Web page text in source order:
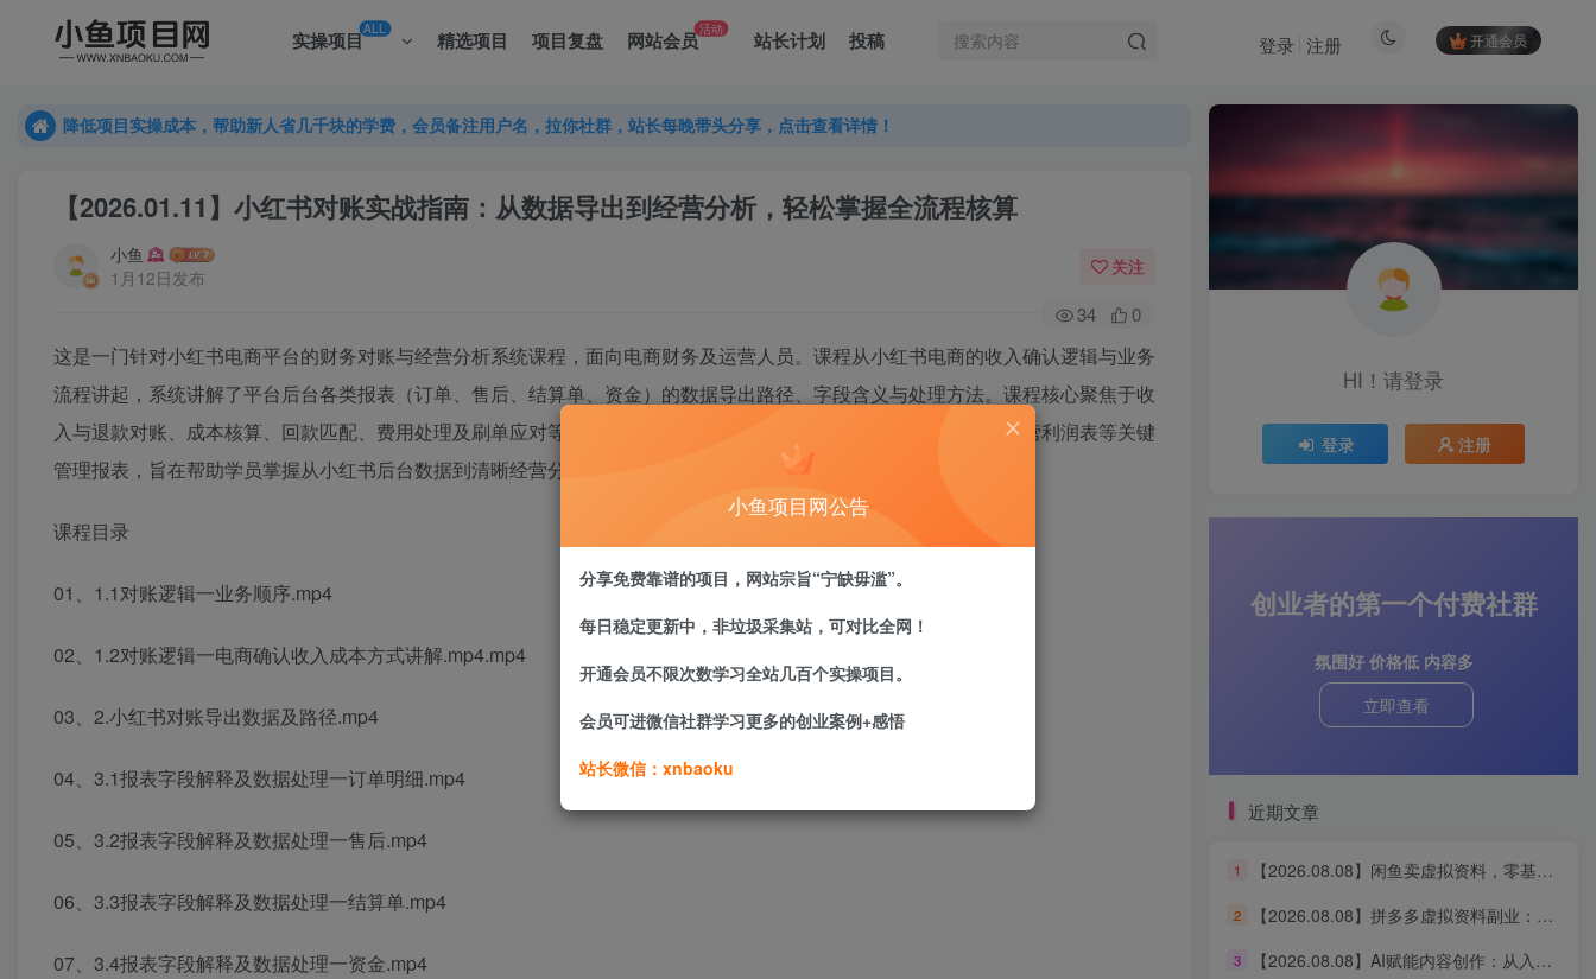
实操项目ALL 精选项目 项目复盘 网站会员活动 站长计划 投稿 开通会员
登录 注册
降低项目实操成本，帮助新人省几千块的学费，会员备注用户名，拉你社群，站长每晚带头分享，点击查看详情！
降低项目实操成本，帮助新人省几千块的学费，会员备注用户名，拉你社群，站长每晚带头分享，点击查看详情！
【2026.01.11】小红书对账实战指南：从数据导出到经营分析，轻松掌握全流程核算
小鱼
1月12日发布
关注
34 0
这是一门针对小红书电商平台的财务对账与经营分析系统课程，面向电商财务及运营人员。课程从小红书电商的收入确认逻辑与业务
流程讲起，系统讲解了平台后台各类报表（订单、售后、结算单、资金）的数据导出路径、字段含义与处理方法。课程核心聚焦于收
入与退款对账、成本核算、回款匹配、费用处理及刷单应对等实操难点，最终输出单品收入成本表、资金汇总表、经营利润表等关键
管理报表，旨在帮助学员掌握从小红书后台数据到清晰经营分析的完整对账全流程。
课程目录
01、1.1对账逻辑一业务顺序.mp4
02、1.2对账逻辑一电商确认收入成本方式讲解.mp4.mp4
03、2.小红书对账导出数据及路径.mp4
04、3.1报表字段解释及数据处理一订单明细.mp4
05、3.2报表字段解释及数据处理一售后.mp4
06、3.3报表字段解释及数据处理一结算单.mp4
07、3.4报表字段解释及数据处理一资金.mp4
HI！请登录
登录 注册
创业者的第一个付费社群
氛围好 价格低 内容多
立即查看
近期文章
1 【2026.08.08】闲鱼卖虚拟资料，零基础也能月入5k+，手把手全流程拆解
2 【2026.08.08】拼多多虚拟资料副业：零基础小白日入300-1000，每天只需半小时轻松操作
3 【2026.08.08】AI赋能内容创作：从入门到变现的全链路实战指南
小鱼项目网公告
分享免费靠谱的项目，网站宗旨“宁缺毋滥”。
每日稳定更新中，非垃圾采集站，可对比全网！
开通会员不限次数学习全站几百个实操项目。
会员可进微信社群学习更多的创业案例+感悟
站长微信：xnbaoku